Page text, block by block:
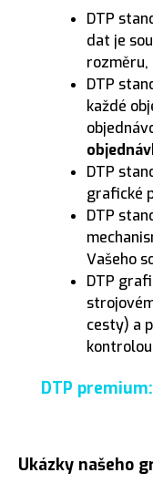
DTP
dat je
DTP
každé
DTP
grafické
DTP
Vašeho
DTP
cesty) a
DTP premium:
Ukázky našeho